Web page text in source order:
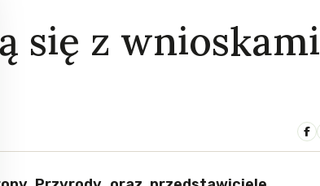
się z wnioskami